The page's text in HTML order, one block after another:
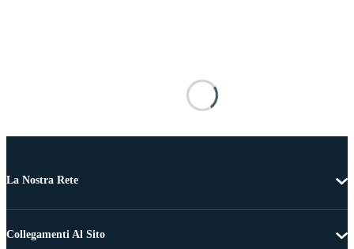
La Nostra Rete
Collegamenti Al Sito